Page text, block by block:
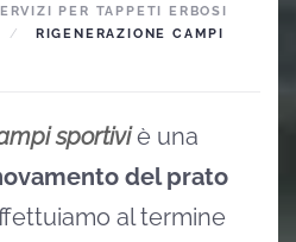
PER TAPPETI ERBOSI
RIGENERAZIONE CAMPI
sportiviè una
del prato
al termine